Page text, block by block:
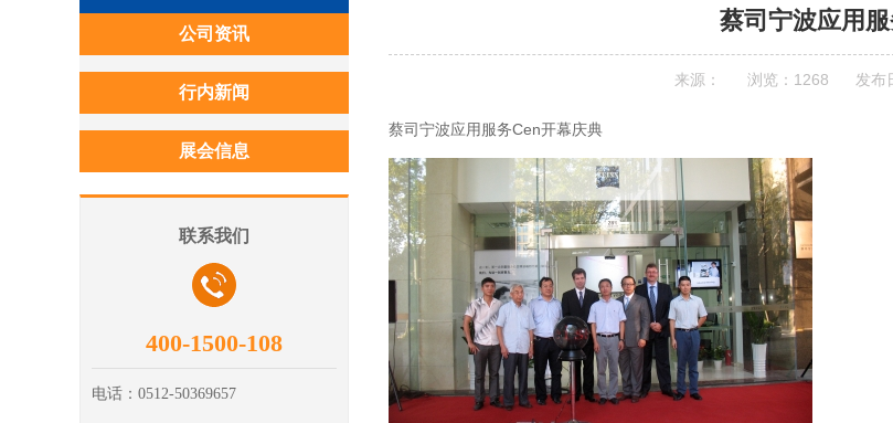
公司资讯
行内新闻
展会信息
联系我们
400-1500-108
电话： 0512-50369657
蔡司宁波应用
来源： 浏览： 1268 发布
蔡司宁波应用服务Cen开幕庆典